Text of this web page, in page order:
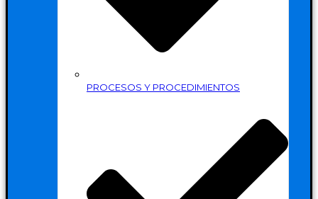
PROCESOS Y PROCEDIMIENTOS